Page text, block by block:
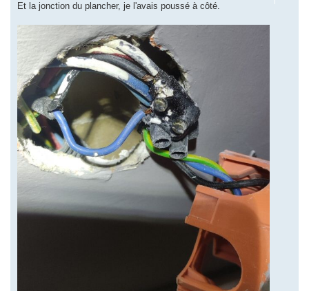
Et la jonction du plancher, je l'avais poussé à côté.